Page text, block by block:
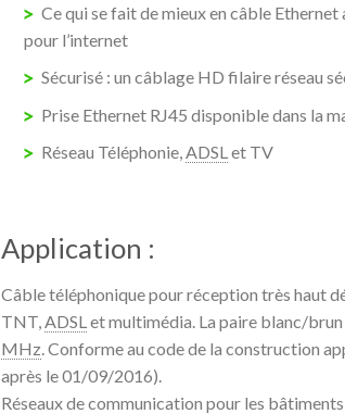
Ce qui se fait de mieux en câble
pour l’internet
Sécurisé : un câblage HD filaire réseau
Prise Ethernet RJ45 disponible dans la
Réseau Téléphonie,ADSLet TV
Application :
Câble téléphonique pour réception très haut
TNT,ADSLet multimédia. La paire blanc/
MHz. Conforme au code de la construction
après le 01/09/2016).
Réseaux de communication pour les